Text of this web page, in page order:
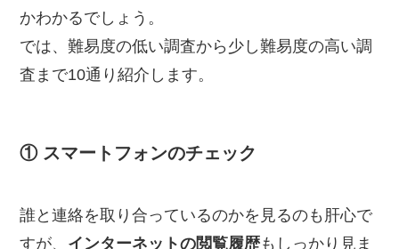
かわかるでしょう。
では、難易度の低い調査から少し難易度の高い調
査まで10通り紹介します。
① スマートフォンのチェック
誰と連絡を取り合っているのかを見るのも肝心で
すが、 インターネットの閲覧履歴もしっかり見ま